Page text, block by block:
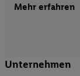
Mehr erfahren
Unternehmen